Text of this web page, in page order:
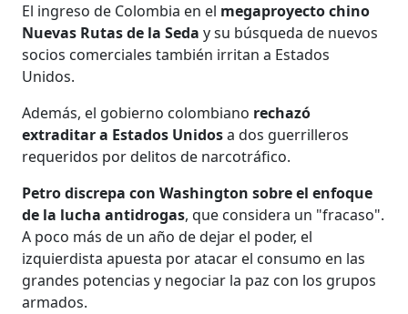
El ingreso de Colombia en el megaproyecto chino
Nuevas Rutas de la Seda y su búsqueda de nuevos
socios comerciales también irritan a Estados
Unidos.
Además, el gobierno colombiano rechazó
extraditar a Estados Unidosa dos guerrilleros
requeridos por delitos de narcotráfico.
Petro discrepa con Washington sobre el enfoque
de la lucha antidrogas, que considera un "fracaso".
A poco más de un año de dejar el poder, el
izquierdista apuesta por atacar el consumo en las
grandes potencias y negociar la paz con los grupos
armados.